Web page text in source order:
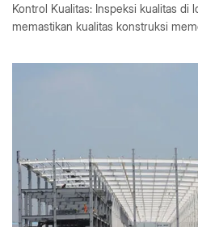
Kontrol Kualitas: Inspeksi kualitas di
memastikan kualitas konstruksi